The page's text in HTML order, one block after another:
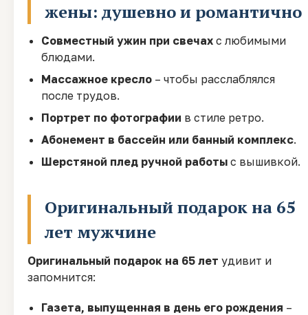
жены: душевно и романтично
Совместный ужин при свечах с любимыми
блюдами.
Массажное кресло – чтобы расслаблялся
после трудов.
Портрет по фотографии в стиле ретро.
Абонемент в бассейн или банный комплекс.
Шерстяной плед ручной работы с вышивкой.
Оригинальный подарок на 65
лет мужчине
Оригинальный подарок на 65 лет удивит и
запомнится:
Газета, выпущенная в день его рождения –